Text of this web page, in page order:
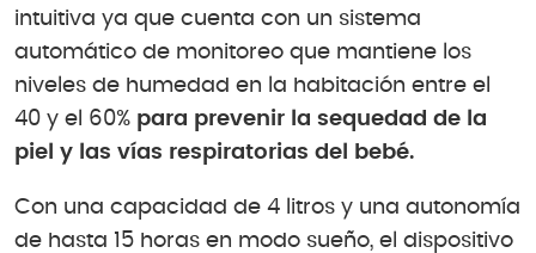
intuitiva ya que cuenta con un sistema
automático de monitoreo que mantiene los
niveles de humedad en la habitación entre el
40 y el 60% para prevenir la sequedad de la
piel y las vías respiratorias del bebé.
Con una capacidad de 4 litros y una autonomía
de hasta 15 horas en modo sueño, el dispositivo